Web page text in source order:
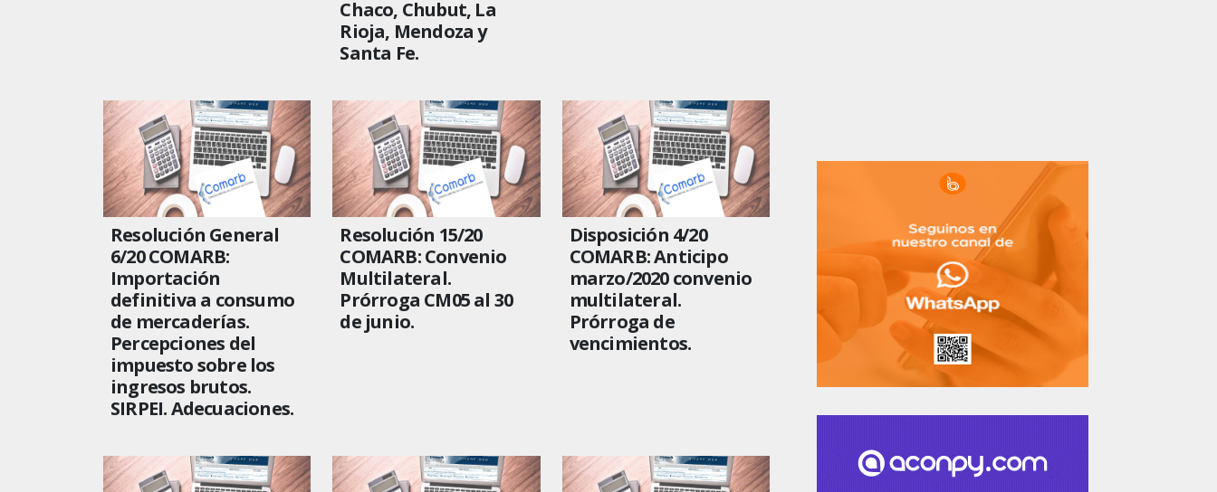
Chaco, Chubut, La
Rioja, Mendoza y
Santa Fe.
Resolución General
6/20 COMARB:
Importación
definitiva a consumo
de mercaderías.
Percepciones del
impuesto sobre los
ingresos brutos.
SIRPEI. Adecuaciones.
Resolución 15/20
COMARB: Convenio
Multilateral.
Prórroga CM05 al 30
de junio.
Disposición 4/20
COMARB: Anticipo
marzo/2020 convenio
multilateral.
Prórroga de
vencimientos.